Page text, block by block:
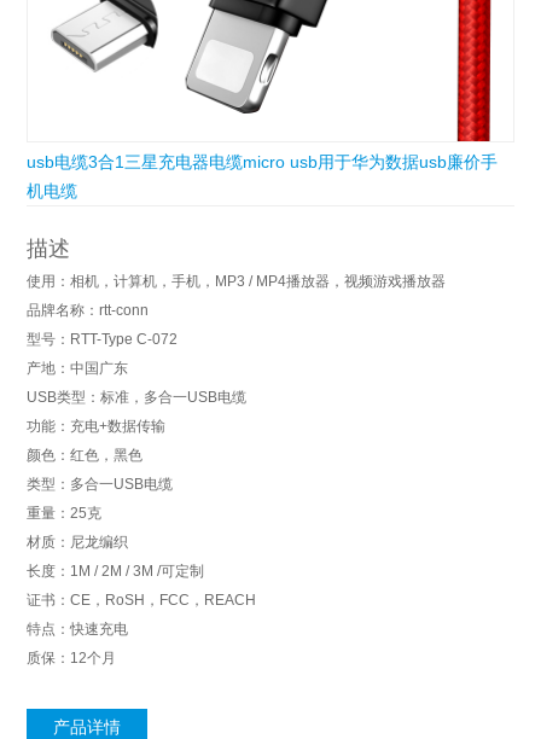
usb电缆3合1三星充电器电缆micro usb用于华为数据usb廉价手
机电缆
描述
使用：相机，计算机，手机，MP3 / MP4播放器，视频游戏播放器
品牌名称：rtt-conn
型号：RTT-Type C-072
产地：中国广东
USB类型：标准，多合一USB电缆
功能：充电+数据传输
颜色：红色，黑色
类型：多合一USB电缆
重量：25克
材质：尼龙编织
长度：1M / 2M / 3M /可定制
证书：CE，RoSH，FCC，REACH
特点：快速充电
质保：12个月
产品详情